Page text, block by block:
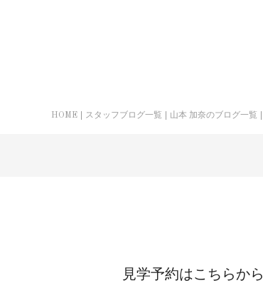
HOME スタッフブログ一覧 山本 加奈のブログ一覧
見学予約はこちらから